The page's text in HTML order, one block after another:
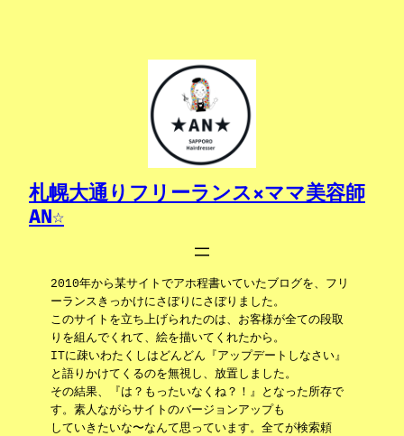
札幌大通りフリーランス×ママ美容師
AN☆
2010年から某サイトでアホ程書いていたブログを、フリ
ーランスきっかけにさぼりにさぼりました。
このサイトを立ち上げられたのは、お客様が全ての段取
りを組んでくれて、絵を描いてくれたから。
ITに疎いわたくしはどんどん『アップデートしなさい』
と語りかけてくるのを無視し、放置しました。
その結果、『は？もったいなくね？！』となった所存で
す。素人ながらサイトのバージョンアップも
していきたいな〜なんて思っています。全てが検索頼